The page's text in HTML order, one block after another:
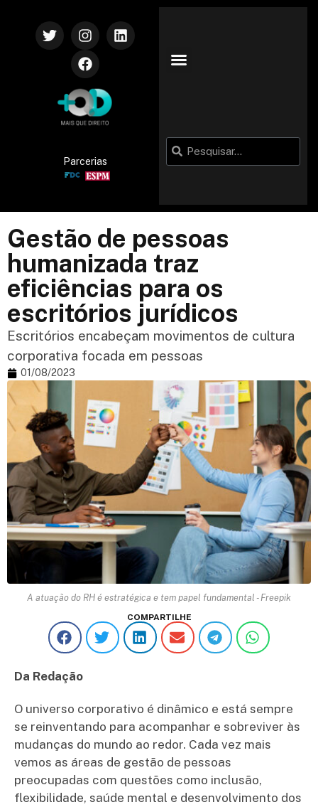
Parcerias
Gestão de pessoas
humanizada traz
eficiências para os
escritórios jurídicos
Escritórios encabeçam movimentos de cultura
corporativa focada em pessoas
01/08/2023
A atuação do RH é estratégica e tem papel fundamental - Freepik
COMPARTILHE
Da Redação
O universo corporativo é dinâmico e está sempre
se reinventando para acompanhar e sobreviver às
mudanças do mundo ao redor. Cada vez mais
vemos as áreas de gestão de pessoas
preocupadas com questões como inclusão,
flexibilidade, saúde mental e desenvolvimento dos